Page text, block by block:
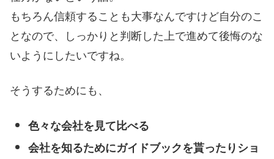
もちろん信頼することも大事なんですけど自分のこ
となので、しっかりと判断した上で進めて後悔のな
いようにしたいですね。
そうするためにも、
色々な会社を見て比べる
会社を知るためにガイドブックを貰ったりショ